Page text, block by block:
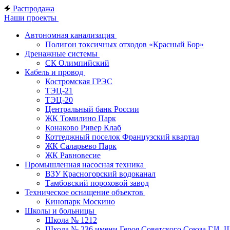
Распродажа
Наши проекты
Автономная канализация
Полигон токсичных отходов «Красный Бор»
Дренажные системы
СК Олимпийский
Кабель и провод
Костромская ГРЭС
ТЭЦ-21
ТЭЦ-20
Центральный банк России
ЖК Томилино Парк
Конаково Ривер Клаб
Коттеджный поселок Французский квартал
ЖК Саларьево Парк
ЖК Равновесие
Промышленная насосная техника
ВЗУ Красногорский водоканал
Тамбовский пороховой завод
Техническое оснащение объектов
Кинопарк Москино
Школы и больницы
Школа № 1212